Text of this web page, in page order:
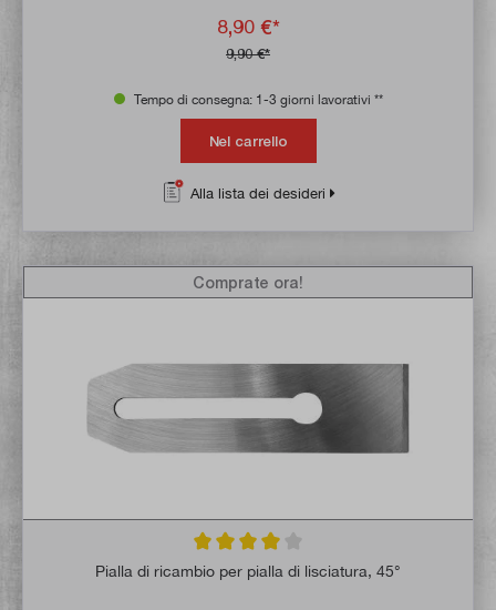
8,90 €*
9,90 €*
Tempo di consegna: 1-3 giorni lavorativi **
Nel carrello
Alla lista dei desideri
Valutazione media di 4 su 5 stelle
Pialla di ricambio per pialla di lisciatura, 45°
Comprate ora!